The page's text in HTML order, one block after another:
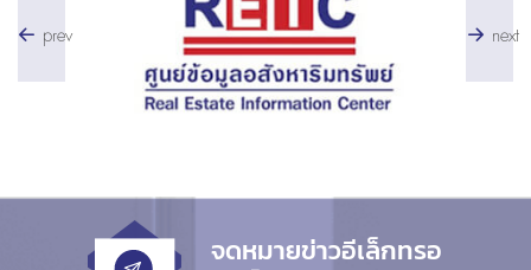
prev next
จดหมายข่าวอีเล็กทรอ